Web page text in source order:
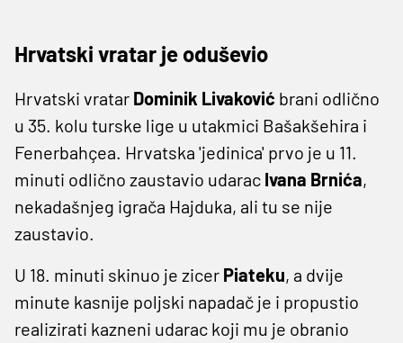
Hrvatski vratar je oduševio
Hrvatski vratar Dominik Livaković brani odlično
u 35. kolu turske lige u utakmici Bašakšehira i
Fenerbahçea. Hrvatska 'jedinica' prvo je u 11.
minuti odlično zaustavio udarac Ivana Brnića,
nekadašnjeg igrača Hajduka, ali tu se nije
zaustavio.
U 18. minuti skinuo je zicer Piateku, a dvije
minute kasnije poljski napadač je i propustio
realizirati kazneni udarac koji mu je obranio